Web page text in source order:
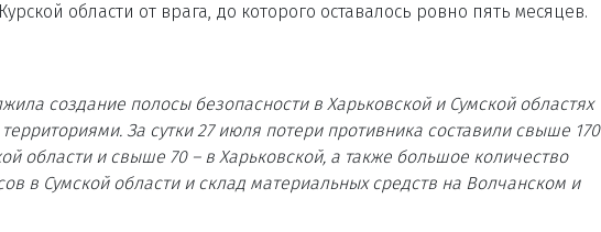
области от врага, до которого оставалось ровно пять месяцев.
создание полосы безопасности в Харьковской и Сумской областях
За сутки 27 июля потери противника составили свыше 170
области и свыше 70 – в Харьковской, а также большое количество
в Сумской области и склад материальных средств на Волчанском и